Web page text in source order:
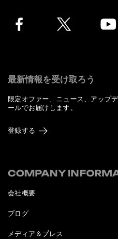
Facebook Twitter
最新情報を受け取ろう
限定オファー、ニュース、アップ
ールでお届けします。
登録する
COMPANY
会社概要
ブログ
メディア＆プレス